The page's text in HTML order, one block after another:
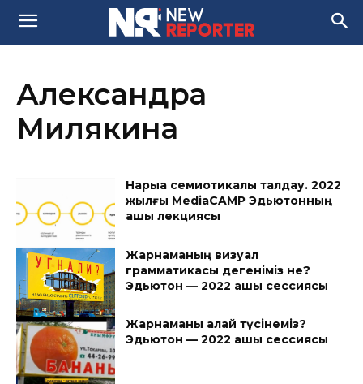
Александра
Милякина
Нарыққа семиотикалық талдау. 2022
жылғы MediaCAMP Эдьютонның
ашық лекциясы
Жарнаманың визуал
грамматикасы дегеніміз не?
Эдьютон — 2022 ашық сессиясы
Жарнаманы қалай түсінеміз?
Эдьютон — 2022 ашық сессиясы